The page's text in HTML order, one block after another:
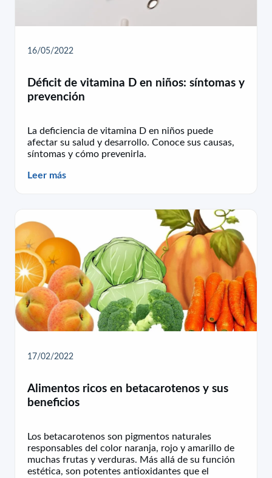
16/05/2022
Déficit de vitamina D en niños: síntomas y
prevención
La deficiencia de vitamina D en niños puede
afectar su salud y desarrollo. Conoce sus causas,
síntomas y cómo prevenirla.
Leer más
17/02/2022
Alimentos ricos en betacarotenos y sus
beneficios
Los betacarotenos son pigmentos naturales
responsables del color naranja, rojo y amarillo de
muchas frutas y verduras. Más allá de su función
estética, son potentes antioxidantes que el